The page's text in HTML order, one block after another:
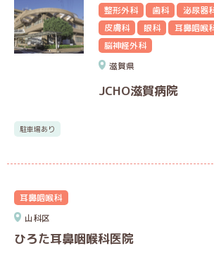
整形外科
歯科 泌尿器
皮膚科
眼科 耳鼻咽喉
脳神経外科
滋賀県
JCHO滋賀病院
駐車場あり
耳鼻咽喉科
山科区
ひろた耳鼻咽喉科医院